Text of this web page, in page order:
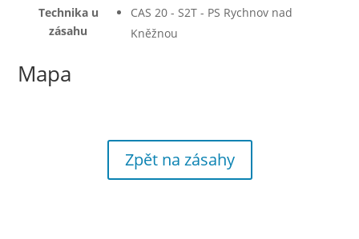
Technika u
zásahu
CAS 20 - S2T - PS Rychnov nad
Kněžnou
Mapa
Zpět na zásahy